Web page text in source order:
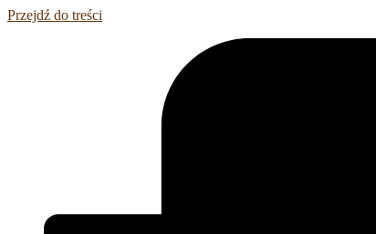
Przejdź do treści